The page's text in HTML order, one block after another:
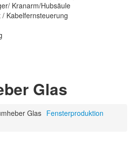
Kranarm/Hubsäule
Kabelfernsteuerung
Glas
Glas Fensterproduktion